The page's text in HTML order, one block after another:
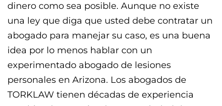
dinero como sea posible. Aunque no existe
una ley que diga que usted debe contratar un
abogado para manejar su caso, es una buena
idea por lo menos hablar con un
experimentado abogado de lesiones
personales en Arizona. Los abogados de
TORKLAW tienen décadas de experiencia